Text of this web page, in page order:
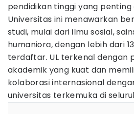
pendidikan tinggi yang penting
Universitas ini menawarkan
studi, mulai dari ilmu sosial,
humaniora, dengan lebih dari
terdaftar. UL terkenal dengan
akademik yang kuat dan
kolaborasi internasional
universitas terkemuka di